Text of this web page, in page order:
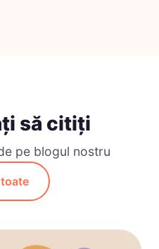
să citiți
pe blogul nostru